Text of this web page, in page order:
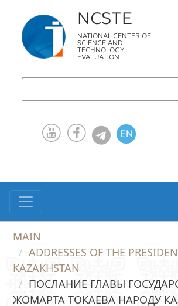
NCSTE
NATIONAL CENTER OF
SCIENCE AND
TECHNOLOGY
EVALUATION
EN
MAIN
ADDRESSES OF THE
KAZAKHSTAN
ПОСЛАНИЕ ГЛАВЫ
ЖОМАРТА ТОКАЕВА НАРОДУ